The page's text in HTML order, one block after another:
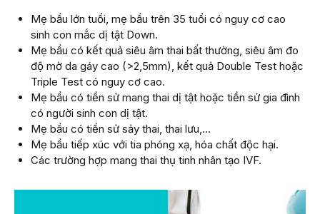
Mẹ bầu lớn tuổi, mẹ bầu trên 35 tuổi có nguy cơ cao
sinh con mắc dị tật Down.
Mẹ bầu có kết quả siêu âm thai bất thường, siêu âm đo
độ mờ da gáy cao (>2,5mm), kết quả Double Test hoặc
Triple Test có nguy cơ cao.
Mẹ bầu có tiền sử mang thai dị tật hoặc tiền sử gia đình
có người sinh con dị tật.
Mẹ bầu có tiền sử sảy thai, thai lưu,…
Mẹ bầu tiếp xúc với tia phóng xạ, hóa chất độc hại.
Các trường hợp mang thai thụ tinh nhân tạo IVF.